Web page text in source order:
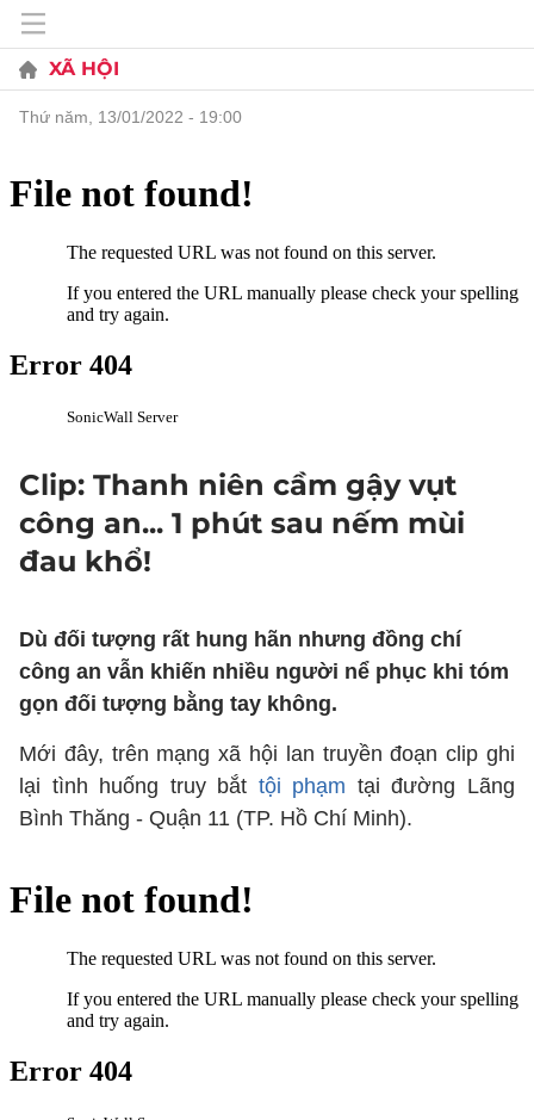
XÃ HỘI
thứ năm, 13/01/2022 - 19:00
Clip: Thanh niên cầm gậy vụt
công an... 1 phút sau nếm mùi
đau khổ!
Dù đối tượng rất hung hãn nhưng đồng chí
công an vẫn khiến nhiều người nể phục khi tóm
gọn đối tượng bằng tay không.
Mới đây, trên mạng xã hội lan truyền đoạn clip ghi
lại tình huống truy bắt tội phạm tại đường Lãng
Bình Thăng - Quận 11 (TP. Hồ Chí Minh).